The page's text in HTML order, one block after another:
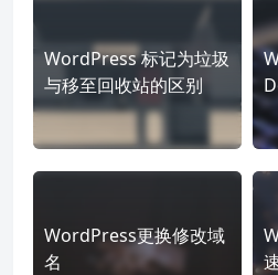
WordPress 标记为垃圾
与移至回收站的区别
WordPress更换修改域
名